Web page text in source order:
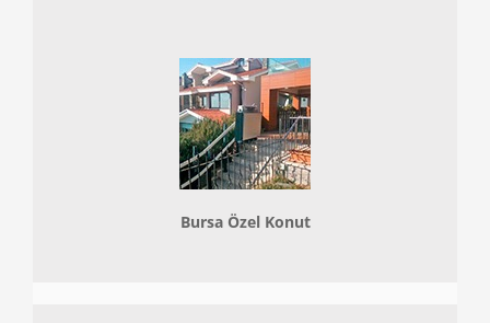
Bursa Özel Konut